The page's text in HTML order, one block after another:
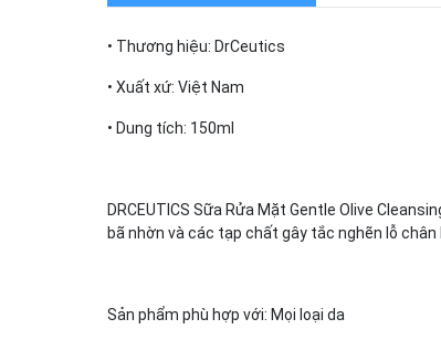
• Thương hiệu: DrCeutics
• Xuất xứ: Việt Nam
• Dung tích: 150ml
DRCEUTICS Sữa Rửa Mặt Gentle Olive
bã nhờn và các tạp chất gây tắc nghẽn lỗ
Sản phẩm phù hợp với: Mọi loại da